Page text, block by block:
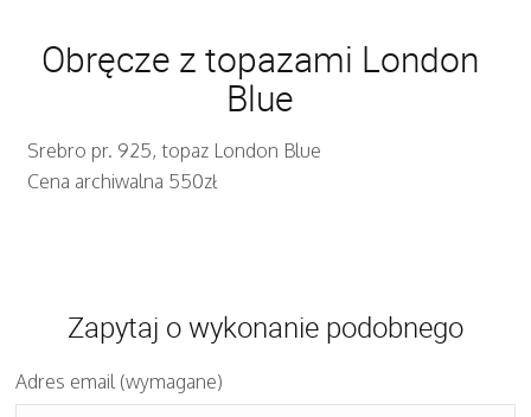
Obręcze z topazami London
Blue
Srebro pr. 925, topaz London Blue
Cena archiwalna 550zł
Zapytaj o wykonanie podobnego
Adres email (wymagane)